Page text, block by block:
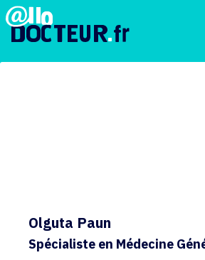
Olguta Paun
Spécialiste en Médecine